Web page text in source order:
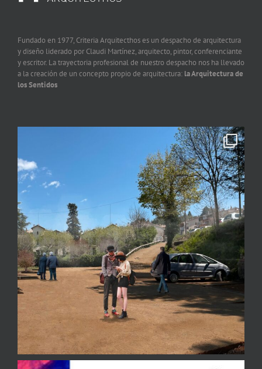
Fundado en 1977, Criteria Arquitecthos es un despacho de arquitectura
y diseño liderado por Claudi Martínez, arquitecto, pintor, conferenciante
y escritor. La trayectoria profesional de nuestro despacho nos ha llevado
a la creación de un concepto propio de arquitectura: la Arquitectura de
los Sentidos